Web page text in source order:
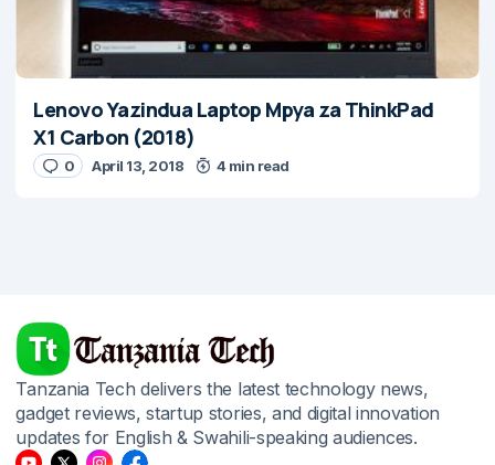
Lenovo Yazindua Laptop Mpya za ThinkPad
X1 Carbon (2018)
0 April 13, 2018 4 min read
Tanzania Tech delivers the latest technology news,
gadget reviews, startup stories, and digital innovation
updates for English & Swahili-speaking audiences.